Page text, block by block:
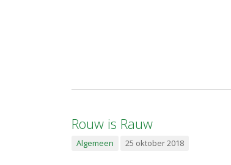
Rouw is Rauw
Algemeen 25 oktober 2018